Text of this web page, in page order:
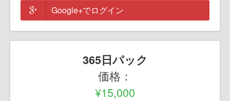
Google+でログイン
365日パック
価格：
¥15,000